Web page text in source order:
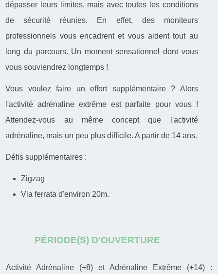
dépasser leurs limites, mais avec toutes les conditions
de sécurité réunies. En effet, des moniteurs
professionnels vous encadrent et vous aident tout au
long du parcours. Un moment sensationnel dont vous
vous souviendrez longtemps !
Vous voulez faire un effort supplémentaire ? Alors
l'activité adrénaline extrême est parfaite pour vous !
Attendez-vous au même concept que l'activité
adrénaline, mais un peu plus difficile. A partir de 14 ans.
Défis supplémentaires :
Zigzag
Via ferrata d'environ 20m.
PÉRIODE(S) D'OUVERTURE
Activité Adrénaline (+8) et Adrénaline Extrême (+14) :